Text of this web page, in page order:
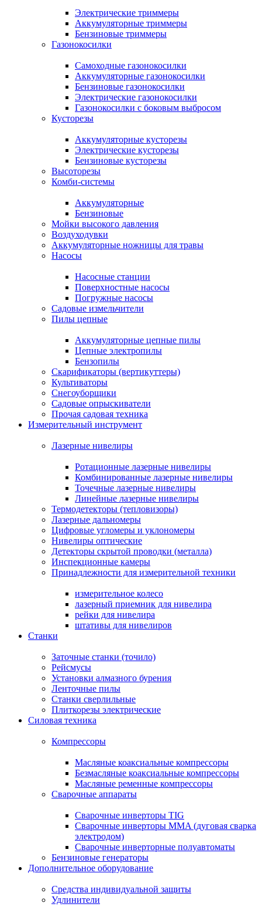
Электрические триммеры
Аккумуляторные триммеры
Бензиновые триммеры
Газонокосилки
Самоходные газонокосилки
Аккумуляторные газонокосилки
Бензиновые газонокосилки
Электрические газонокосилки
Газонокосилки с боковым выбросом
Кусторезы
Аккумуляторные кусторезы
Электрические кусторезы
Бензиновые кусторезы
Высоторезы
Комби-системы
Аккумуляторные
Бензиновые
Мойки высокого давления
Воздуходувки
Аккумуляторные ножницы для травы
Насосы
Насосные станции
Поверхностные насосы
Погружные насосы
Садовые измельчители
Пилы цепные
Аккумуляторные цепные пилы
Цепные электропилы
Бензопилы
Скарификаторы (вертикуттеры)
Культиваторы
Снегоуборщики
Садовые опрыскиватели
Прочая садовая техника
Измерительный инструмент
Лазерные нивелиры
Ротационные лазерные нивелиры
Комбинированные лазерные нивелиры
Точечные лазерные нивелиры
Линейные лазерные нивелиры
Термодетекторы (тепловизоры)
Лазерные дальномеры
Цифровые угломеры и уклономеры
Нивелиры оптические
Детекторы скрытой проводки (металла)
Инспекционные камеры
Принадлежности для измерительной техники
измерительное колесо
лазерный приемник для нивелира
рейки для нивелира
штативы для нивелиров
Станки
Заточные станки (точило)
Рейсмусы
Установки алмазного бурения
Ленточные пилы
Станки сверлильные
Плиткорезы электрические
Силовая техника
Компрессоры
Масляные коаксиальные компрессоры
Безмасляные коаксиальные компрессоры
Масляные ременные компрессоры
Сварочные аппараты
Сварочные инверторы TIG
Сварочные инверторы MMA (дуговая сварка
электродом)
Сварочные инверторные полуавтоматы
Бензиновые генераторы
Дополнительное оборудование
Средства индивидуальной защиты
Удлинители